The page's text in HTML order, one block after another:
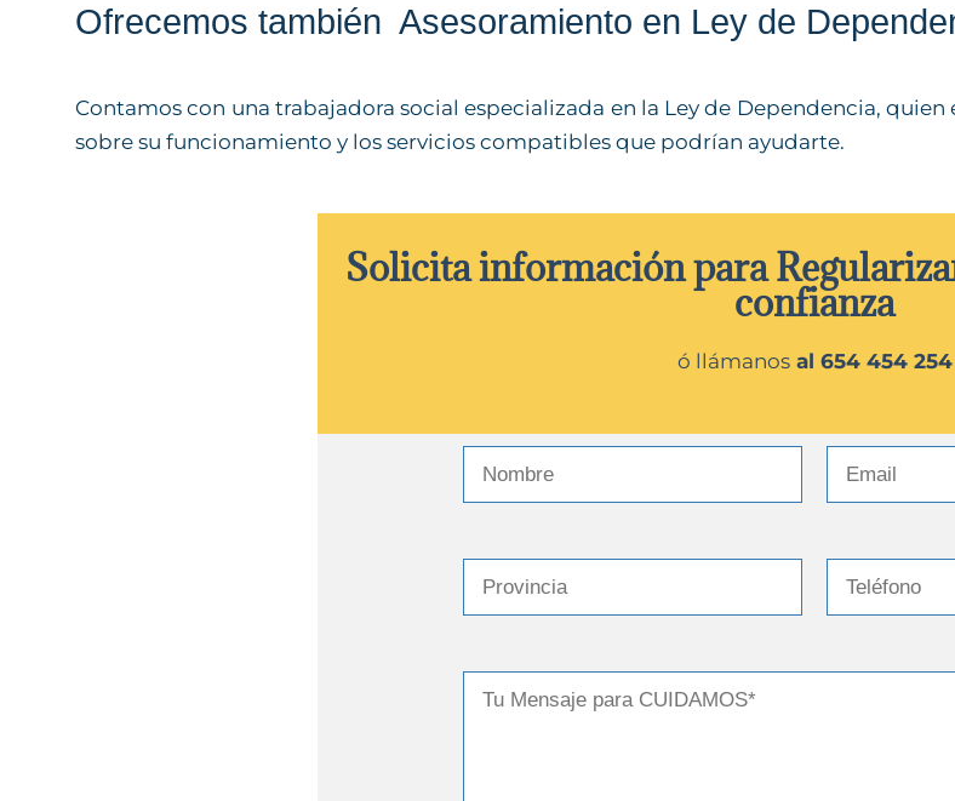
Ofrecemos también Asesoramiento en Ley de
Contamos con una trabajadora social especializada en la Ley de Dependencia,
sobre su funcionamiento y los servicios compatibles que podrían ayudarte.
Solicita información para
confianza
ó llámanosal 654 454 254